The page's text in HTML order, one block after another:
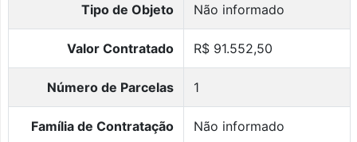
Tipo de Objeto Não informado
Valor Contratado R$ 91.552,50
Número de Parcelas 1
Família de Contratação Não informado